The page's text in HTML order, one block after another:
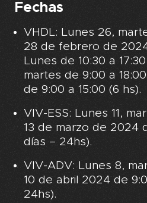
Fechas
VHDL: Lunes 26,
28 de febrero de
Lunes de 10:30 a
martes de 9:00 a
de 9:00 a 15:00 (6 hs).
VIV-ESS: Lunes 11,
13 de marzo de 2024
días – 24hs).
VIV-ADV: Lunes 8,
10 de abril 2024 de
24hs).